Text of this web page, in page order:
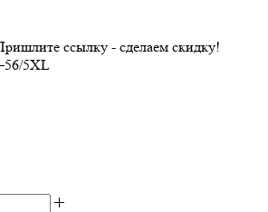
ссылку - сделаем скидку!
56/5XL